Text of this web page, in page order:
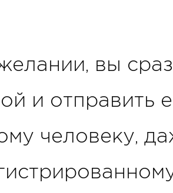
вы
и отправить
человеку,